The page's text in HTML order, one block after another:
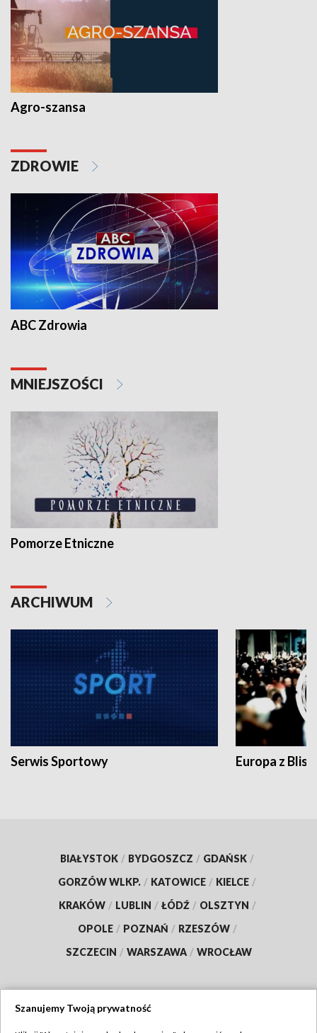
Agro-szansa
ZDROWIE
ABC Zdrowia
MNIEJSZOŚCI
Pomorze Etniczne
ARCHIWUM
Serwis Sportowy Europa z
BIAŁYSTOK / BYDGOSZCZ / GDAŃSK /
GORZÓW WLKP. / KATOWICE / KIELCE /
KRAKÓW / LUBLIN / ŁÓDŹ / OLSZTYN /
OPOLE / POZNAŃ / RZESZÓW /
SZCZECIN / WARSZAWA / WROCŁAW
Szanujemy Twoją prywatność